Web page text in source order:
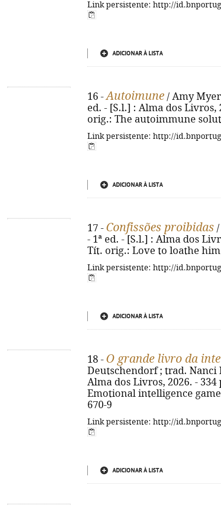
Link persistente: http://
ADICIONAR À LISTA
16 -Autoimune / Amy
ed. - [S.l.] : Alma dos Livros,
orig.: The autoimmune
Link persistente: http://
ADICIONAR À LISTA
17 - Confissões proibidas
- 1ª ed. - [S.l.] : Alma dos
Tít. orig.: Love to loathe him.
Link persistente: http://
ADICIONAR À LISTA
18 - O grande livro da
Deutschendorf ; trad. Nanci
Alma dos Livros, 2026. -
Emotional intelligence game
670-9
Link persistente: http://
ADICIONAR À LISTA